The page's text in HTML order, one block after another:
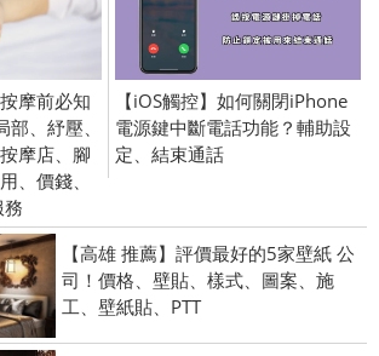
摩前必知
、紓壓、
摩店、腳
、價錢、
【iOS觸控】如何關閉iPhone
電源鍵中斷電話功能？輔助設
定、結束通話
【高雄 推薦】評價最好的5家壁紙 公
司！價格、壁貼、樣式、圖案、施
工、壁紙貼、PTT